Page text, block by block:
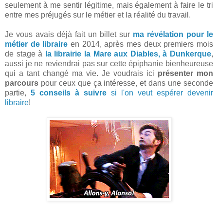
seulement à me sentir légitime, mais également à faire le tri
entre mes préjugés sur le métier et la réalité du travail.
Je vous avais déjà fait un billet sur ma révélation pour le
métier de libraire en 2014, après mes deux premiers mois
de stage à
la librairie la Mare aux Diables, à Dunkerque,
aussi je ne reviendrai pas sur cette épiphanie bienheureuse
qui a tant changé ma vie. Je voudrais ici présenter mon
parcours pour ceux que ça intéresse, et dans une seconde
partie, 5 conseils à suivre si l'on veut espérer devenir
libraire!